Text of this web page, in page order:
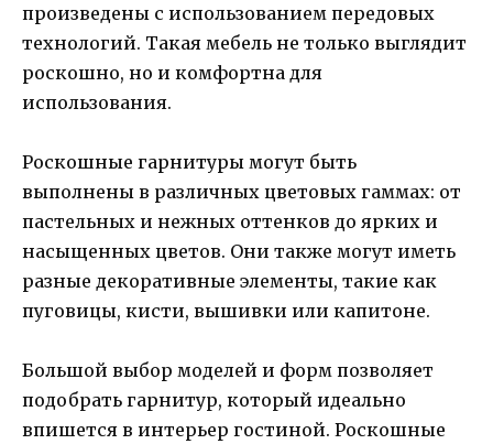
произведены с использованием передовых
технологий. Такая мебель не только выглядит
роскошно, но и комфортна для
использования.
Роскошные гарнитуры могут быть
выполнены в различных цветовых гаммах: от
пастельных и нежных оттенков до ярких и
насыщенных цветов. Они также могут иметь
разные декоративные элементы, такие как
пуговицы, кисти, вышивки или капитоне.
Большой выбор моделей и форм позволяет
подобрать гарнитур, который идеально
впишется в интерьер гостиной. Роскошные